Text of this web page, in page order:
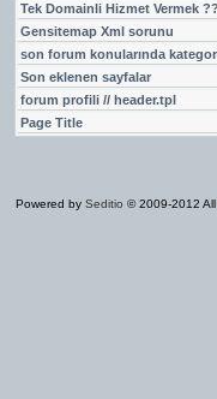
Tek Domainli Hizmet Vermek
Gensitemap Xml sorunu
son forum konularında
Son eklenen sayfalar
forum profili // header.tpl
Page Title
Powered by Seditio © 2009-2012